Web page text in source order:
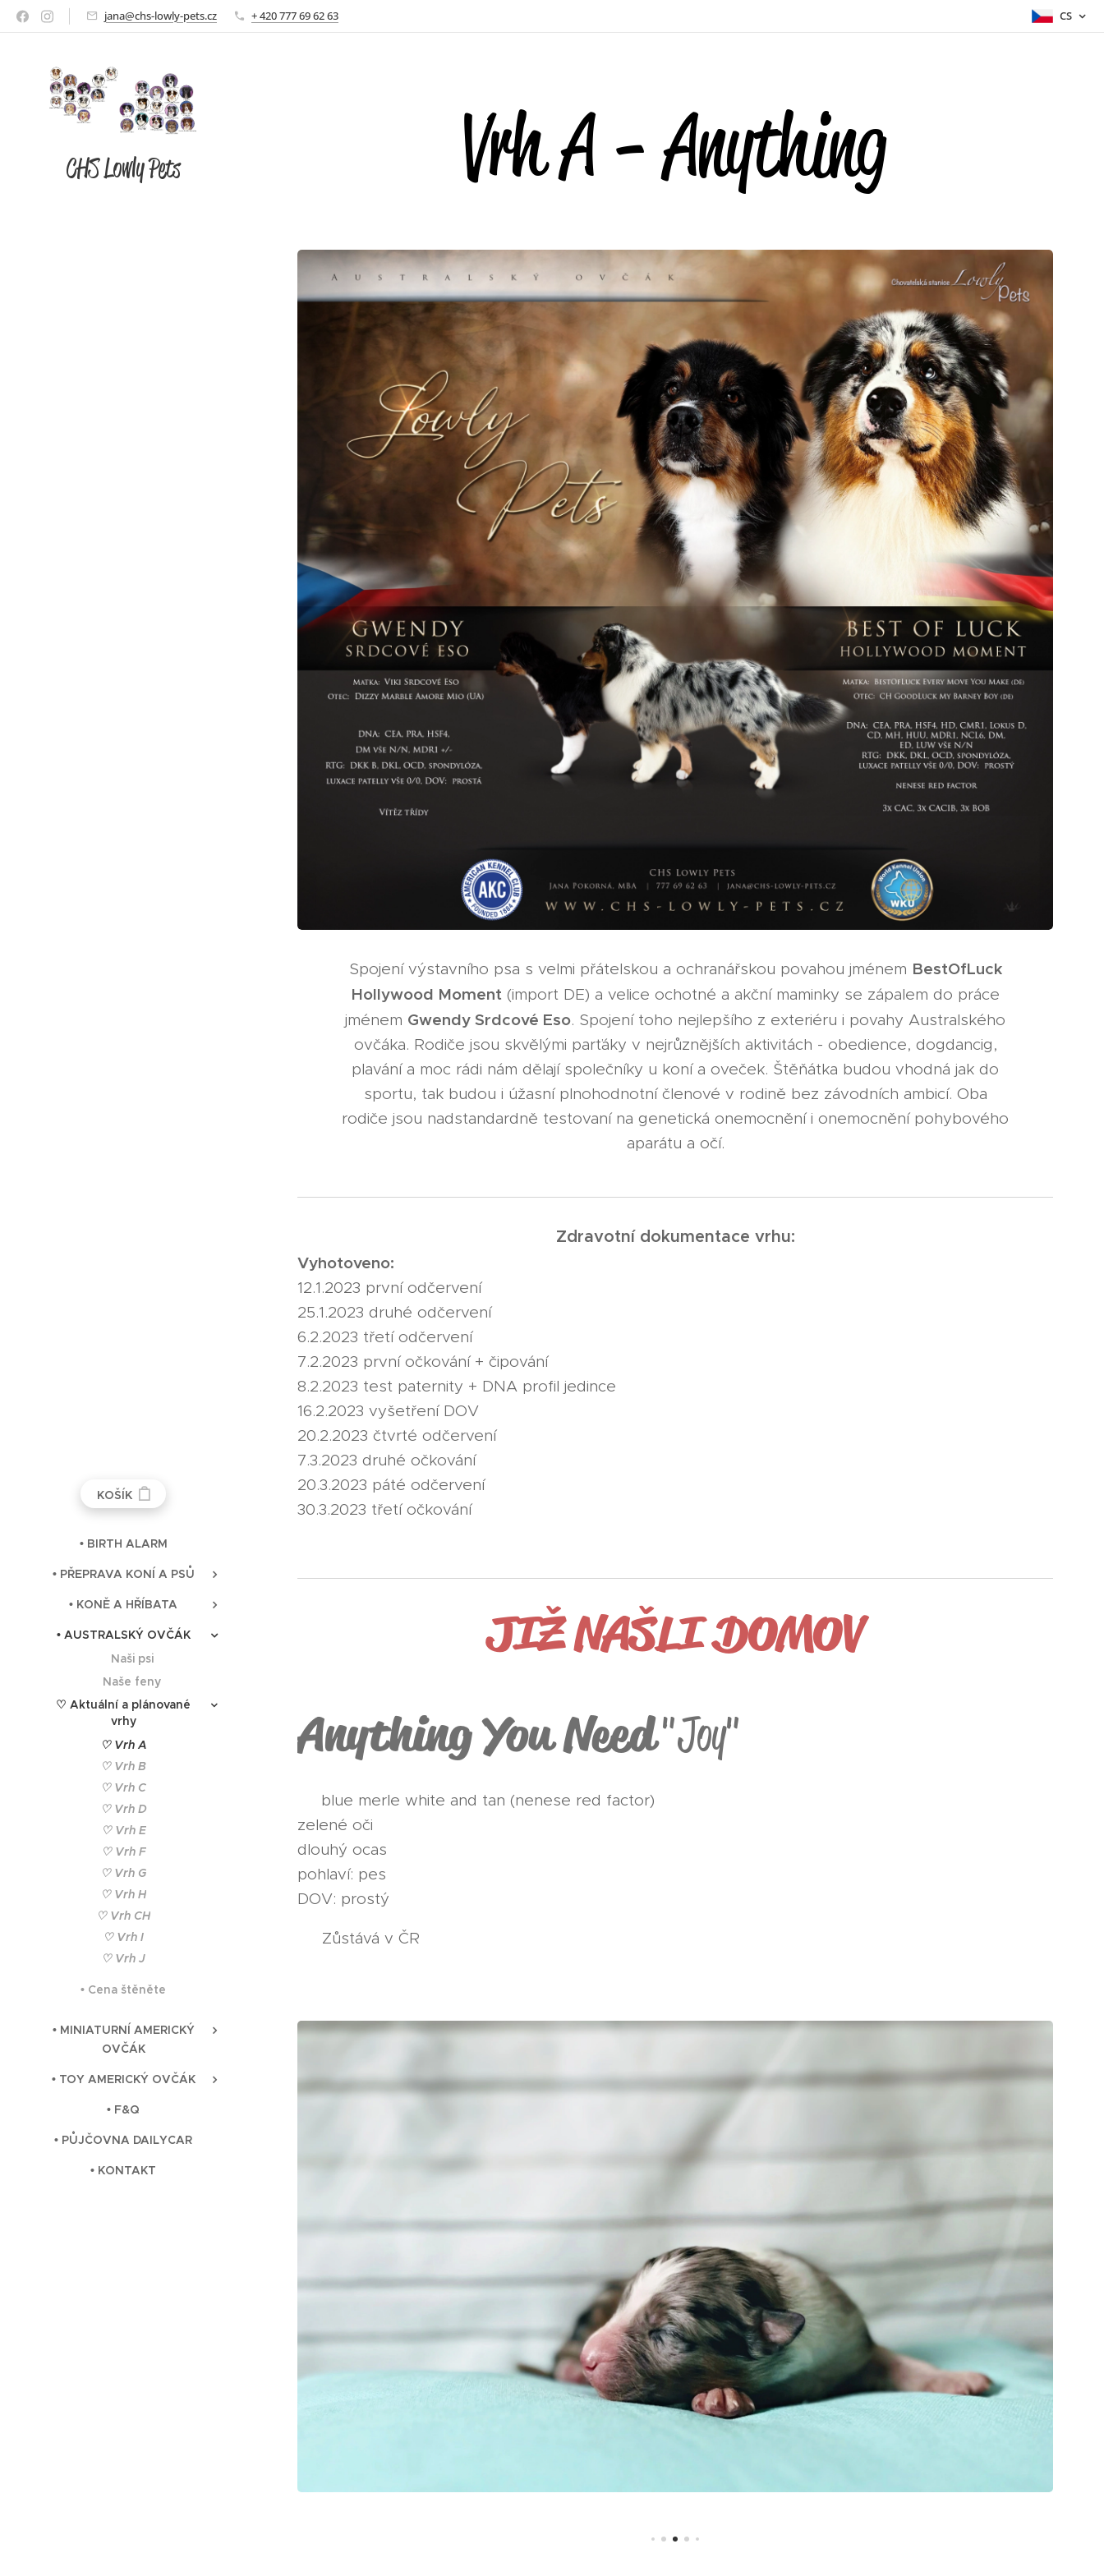
jana@chs-lowly-pets.cz + 420 777 69 62 63 CS
CHS Lowly Pets
KOŠÍK
• BIRTH ALARM
• PŘEPRAVA KONÍ A PSŮ
• KONĚ A HŘÍBATA
• AUSTRALSKÝ OVČÁK
♂ Naši psi
♀️ Naše feny
♡ Aktuální a plánované
vrhy
♡ Vrh A
♡ Vrh B
♡ Vrh C
♡ Vrh D
♡ Vrh E
♡ Vrh F
♡ Vrh G
♡ Vrh H
♡ Vrh CH
♡ Vrh I
♡ Vrh J
• Cena štěněte
• MINIATURNÍ AMERICKÝ
OVČÁK
• TOY AMERICKÝ OVČÁK
• F&Q
• PŮJČOVNA DAILYCAR
• KONTAKT
Vrh A - Anything
Spojení výstavního psa s velmi přátelskou a ochranářskou povahou jménem BestOfLuck
Hollywood Moment (import DE) a velice ochotné a akční maminky se zápalem do práce
jménem Gwendy Srdcové Eso. Spojení toho nejlepšího z exteriéru i povahy Australského
ovčáka. Rodiče jsou skvělými parťáky v nejrůznějších aktivitách - obedience, dogdancig,
plavání a moc rádi nám dělají společníky u koní a oveček. Štěňátka budou vhodná jak do
sportu, tak budou i úžasní plnohodnotní členové v rodině bez závodních ambicí. Oba
rodiče jsou nadstandardně testovaní na genetická onemocnění i onemocnění pohybového
aparátu a očí.
Zdravotní dokumentace vrhu:
Vyhotoveno:
12.1.2023 první odčervení
25.1.2023 druhé odčervení
6.2.2023 třetí odčervení
7.2.2023 první očkování + čipování
8.2.2023 test paternity + DNA profil jedince
16.2.2023 vyšetření DOV
20.2.2023 čtvrté odčervení
7.3.2023 druhé očkování
20.3.2023 páté odčervení
30.3.2023 třetí očkování
JIŽ NAŠLI DOMOV
Anything You Need"Joy"
blue merle white and tan (nenese red factor)
zelené oči
dlouhý ocas
pohlaví: pes
DOV: prostý
🇨🇿 Zůstává v ČR